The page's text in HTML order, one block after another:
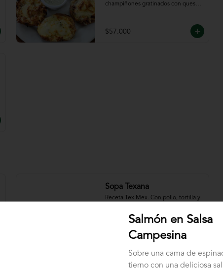
champiñones gratinados con queso
$57.000
Sopa Texana
Receta Tex Mex. Con pollo, tortilla y
Salmón en Salsa
Campesina
Sobre una cama de
tierno con una deliciosa